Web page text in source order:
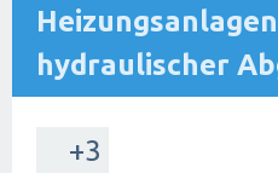
hydraulischer
+3